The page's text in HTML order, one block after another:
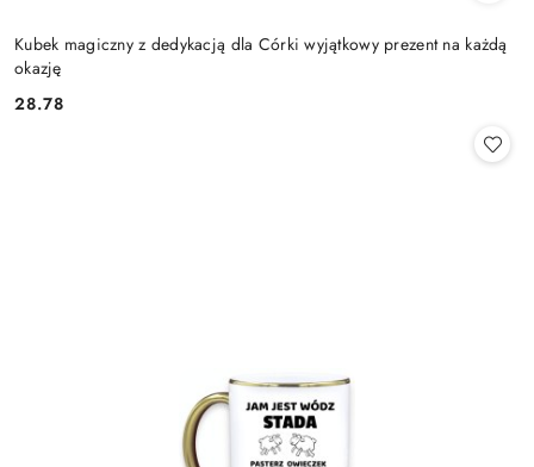
Kubek magiczny z dedykacją dla Córki wyjątkowy prezent na każdą
okazję
Cena:
28.78